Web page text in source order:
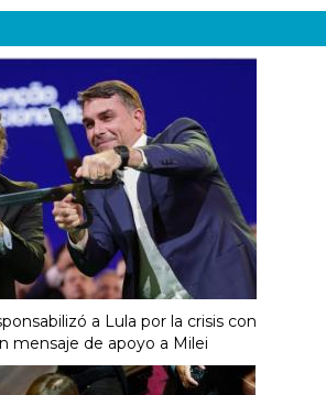
a Lula por la crisis con
mensaje de apoyo a Milei